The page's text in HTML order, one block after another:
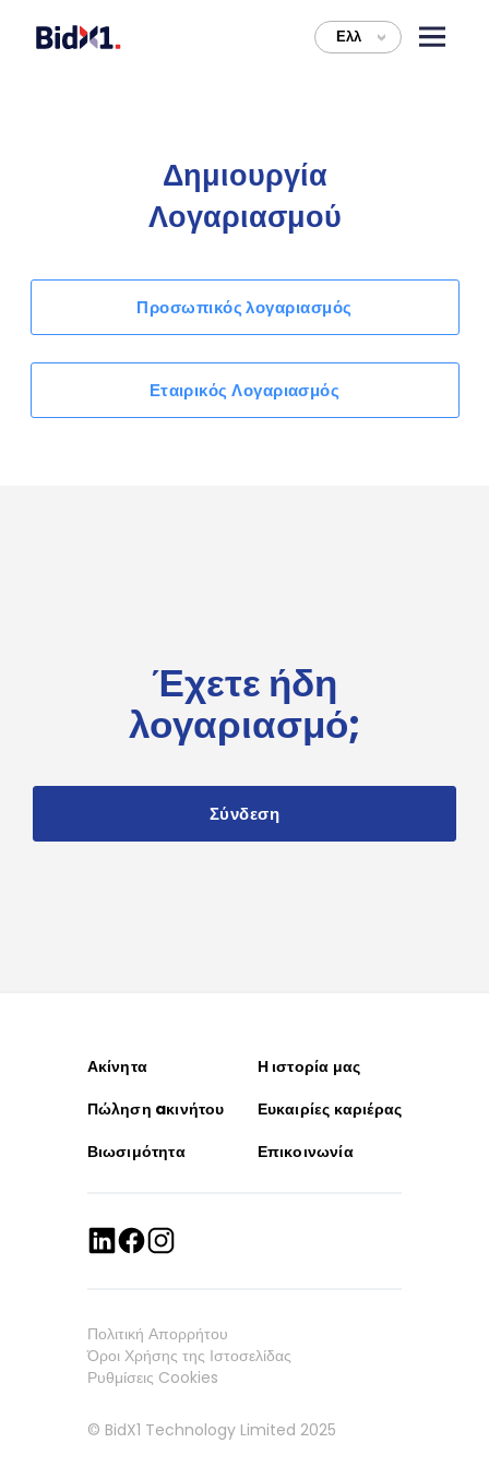
Ελλ >
Έχετε ήδη
λογαριασμό;
Σύνδεση
Δημιουργία
Λογαριασμού
Προσωπικός λογαριασμός
Εταιρικός Λογαριασμός
Ακίνητα
Η ιστορία μας
Πώληση aκινήτου
Ευκαιρίες καριέρας
Βιωσιμότητα
Επικοινωνία
Πολιτική Απορρήτου
Όροι Χρήσης της Ιστοσελίδας
Ρυθμίσεις Cookies
© BidX1 Technology Limited 2025